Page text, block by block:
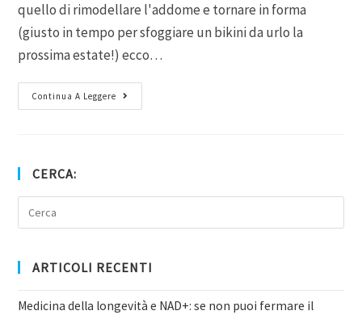
quello di rimodellare l'addome e tornare in forma
(giusto in tempo per sfoggiare un bikini da urlo la
prossima estate!) ecco…
Continua A Leggere
CERCA:
ARTICOLI RECENTI
Medicina della longevità e NAD+: se non puoi fermare il